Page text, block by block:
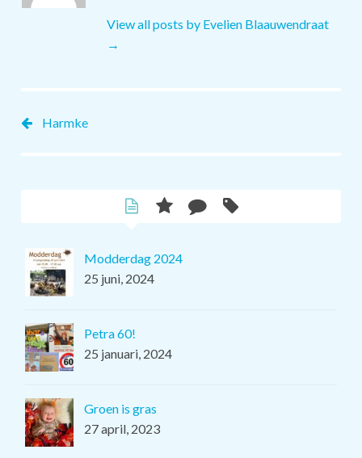
View all posts by Evelien Blaauwendraat
→
Harmke
Modderdag 2024
25 juni, 2024
Petra 60!
25 januari, 2024
Groen is gras
27 april, 2023